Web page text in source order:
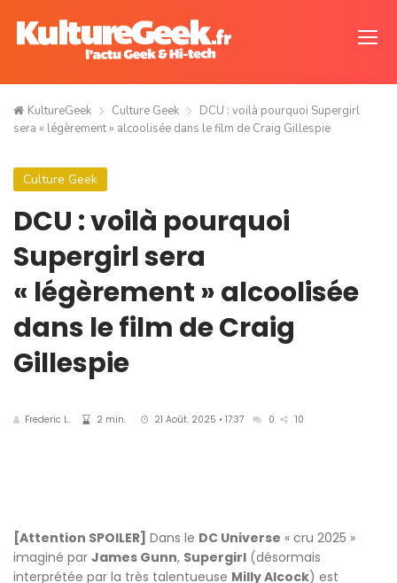
KultureGeek Culture Geek
DCU : voilà pourquoi Supergirl
sera « légèrement » alcoolisée dans le film de Craig Gillespie
Culture Geek
DCU : voilà pourquoi
Supergirl sera
« légèrement » alcoolisée
dans le film de Craig
Gillespie
Frederic L. 2 min. 21 Août. 2025 • 17:37 0 10
[Attention SPOILER] Dans le DC Universe « cru 2025 »
imaginé par James Gunn, Supergirl (désormais
interprétée par la très talentueuse Milly Alcock) est